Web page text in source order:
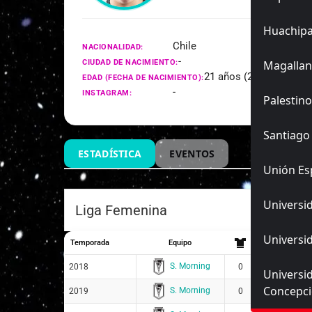
Palestino
Unión
NACIONALIDAD: Chile
CIUDAD DE NACIMIENTO:-
EDAD (FECHA DE NACIMIENTO):21 años (25/11/2004)
INSTAGRAM: -
ESTADÍSTICA EVENTOS
Liga Femenina
Temporada Equipo
2018 S. Morning 0
2019 S. Morning 0 0 0